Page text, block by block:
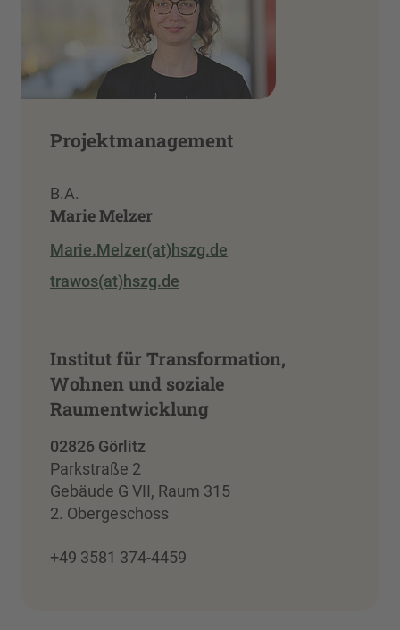
Projektmanagement
B.A.
Marie Melzer
Marie.Melzer(at)hszg.de
trawos(at)hszg.de
Institut für Transformation,
Wohnen und soziale
Raumentwicklung
02826 Görlitz
Parkstraße 2
Gebäude G VII, Raum 315
2. Obergeschoss
+49 3581 374-4459